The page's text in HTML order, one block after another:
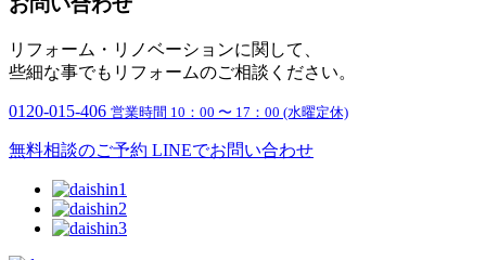
リフォーム・リノベーションに関して、
些細な事でもリフォームのご相談ください。
0120-015-406 営業時間 10：00 〜 17：00 (水曜定休)
無料相談のご予約 LINEでお問い合わせ